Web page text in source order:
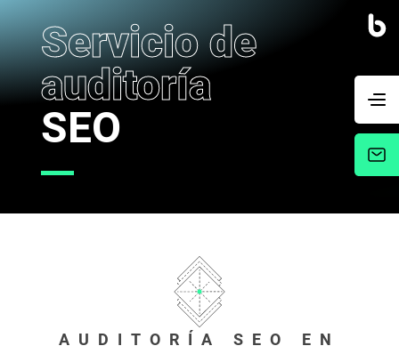
Servicio de
auditoría
SEO
AUDITORÍA SEO EN